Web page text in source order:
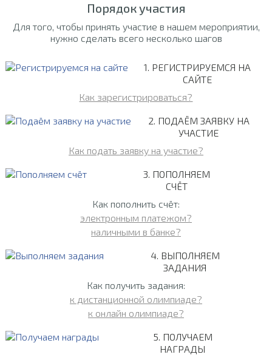
Порядок участия
Для того, чтобы принять участие в нашем мероприятии,
нужно сделать всего несколько шагов
1. РЕГИСТРИРУЕМСЯ НА
САЙТЕ
Как зарегистрироваться?
2. ПОДАЁМ ЗАЯВКУ НА
УЧАСТИЕ
Как подать заявку на участие?
3. ПОПОЛНЯЕМ
СЧЁТ
Как пополнить счёт:
электронным платежом?
наличными в банке?
4. ВЫПОЛНЯЕМ
ЗАДАНИЯ
Как получить задания:
к дистанционной олимпиаде?
к онлайн олимпиаде?
5. ПОЛУЧАЕМ
НАГРАДЫ